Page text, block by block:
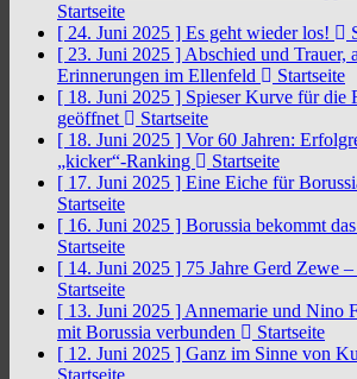
Startseite
[ 24. Juni 2025 ] Es geht wieder los!
[ 23. Juni 2025 ] Abschied und Trauer,
Erinnerungen im Ellenfeld
Startseite
[ 18. Juni 2025 ] Spieser Kurve für die
geöffnet
Startseite
[ 18. Juni 2025 ] Vor 60 Jahren:
„kicker“-Ranking
Startseite
[ 17. Juni 2025 ] Eine Eiche für
Startseite
[ 16. Juni 2025 ] Borussia bekommt
Startseite
[ 14. Juni 2025 ] 75 Jahre Gerd Zewe
Startseite
[ 13. Juni 2025 ] Annemarie und Nino
mit Borussia verbunden
Startseite
[ 12. Juni 2025 ] Ganz im Sinne von
Startseite